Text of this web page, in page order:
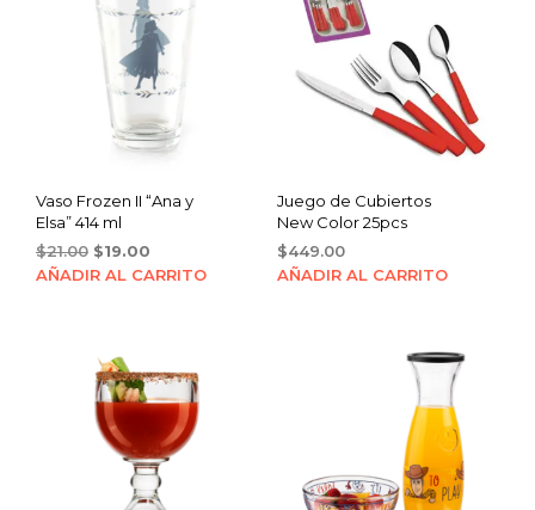
Vaso Frozen II “Ana y
Elsa” 414 ml
$21.00 Original
price
$19.00
price
AÑADIR AL CARRITO
Juego de Cubiertos
New Color 25pcs
$449.00
AÑADIR AL CARRITO